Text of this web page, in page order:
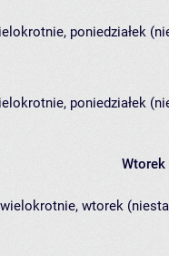
poniedziałek
poniedziałek
Wtorek
wielokrotnie, wtorek